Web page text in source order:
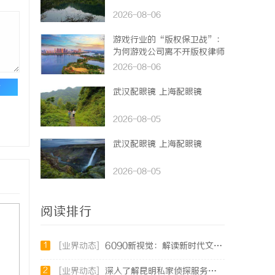
2026-08-06
游戏行业的“版权保卫战”：
为何游戏公司离不开版权律师
2026-08-06
武汉配眼镜 上海配眼镜
2026-08-05
武汉配眼镜 上海配眼镜
2026-08-05
阅读排行
1 [业界动态] 6090新视觉：解读新时代文化潮流与审美变迁
2 [业界动态] 深入了解昆明私家侦探服务的重要性与选择指南